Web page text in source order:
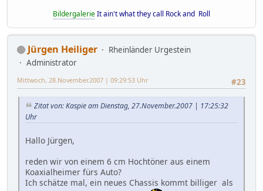
BildergalerieIt ain't what they call Rock and Roll
Jürgen Heiliger
Rheinländer Urgestein
Administrator
#23
Mittwoch, 28.November.2007 | 09:29:53 Uhr
Zitat von: Kaspie am Dienstag, 27.November.2007 | 17:25:32
Uhr
Hallo Jürgen,
reden wir von einem 6 cm Hochtöner aus einem
Koaxialheimer fürs Auto?
Ich schätze mal, ein neues Chassis kommt billiger als